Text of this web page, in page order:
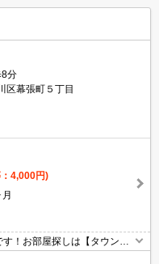
8分
区幕張町５丁目
4,000円)
！お部屋探しは【タウンハ
イン内見・現地待ち合わせ